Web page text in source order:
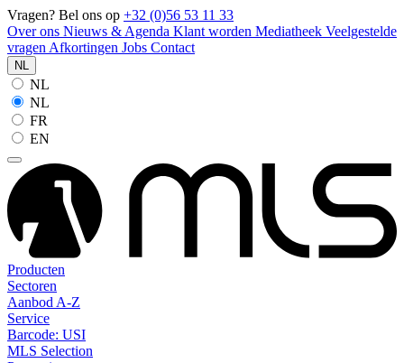
Vragen? Bel ons op +32 (0)56 53 11 33
Over ons Nieuws & Agenda Klant worden Mediatheek Veelgestelde
vragen Afkortingen Jobs Contact
NL
NL
NL
FR
EN
Producten
Sectoren
Aanbod A-Z
Service
Barcode: USI
MLS Selection